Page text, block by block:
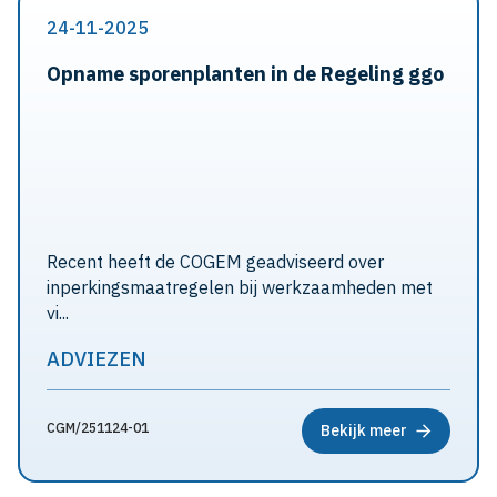
24-11-2025
Opname sporenplanten in de Regeling ggo
Recent heeft de COGEM geadviseerd over
inperkingsmaatregelen bij werkzaamheden met
vi...
ADVIEZEN
CGM/251124-01 Bekijk meer